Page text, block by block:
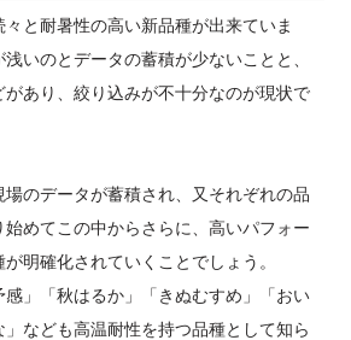
々と耐暑性の高い新品種が出来ていま
いのとデータの蓄積が少ないことと、
あり、絞り込みが不十分なのが現状で
のデータが蓄積され、又それぞれの品
めてこの中からさらに、高いパフォー
明確化されていくことでしょう。
感」「秋はるか」「きぬむすめ」「おい
なども高温耐性を持つ品種として知ら